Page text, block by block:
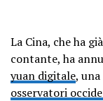
La Cina, che ha
contante, ha
yuan digitale,
osservatori